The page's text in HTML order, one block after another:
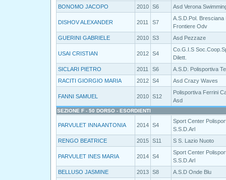
BONOMO JACOPO 2010 S6 Asd Verona
DISHOV ALEXANDER 2011 S7
A.S.D.Pol. Bresciana
Frontiere Odv
GUERINI GABRIELE
2010 S3 Asd Pezzaze
USAI CRISTIAN 2012 S4
Co.G.I.S
Dilett.
SICLARI PIETRO
2011 S6
A.S.D. Polisportiva
RACITI GIORGIO MARIA
2012 S4 Asd Crazy Waves
FANNI SAMUEL 2010 S12
Polisportiva Ferrini
Asd
SEZIONE F - 50 DORSO - ESORDIENTI
PARVULET INNA ANTONIA 2014 S4
Sport Center
S.S.D.Arl
RENGO BEATRICE
2015 S11 S S. Lazio Nuoto
PARVULET INES MARIA 2014 S4
Sport Center
S.S.D.Arl
BELLUSO JASMINE
2013 S8
A.S.D Onde Blu